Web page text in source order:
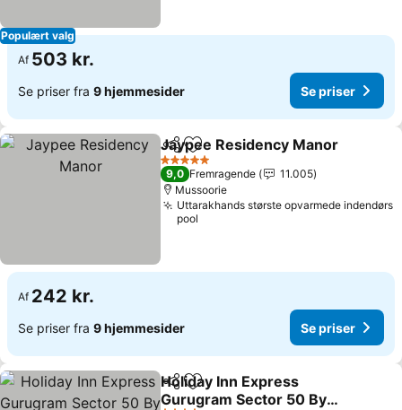
Populært valg
Af 503 kr.
Se priser fra 9 hjemmesider Se priser
Del Føj til favoritter
Jaypee Residency Manor
5 Stjerner
9,0 Fremragende
11.005
Mussoorie
Uttarakhands største opvarmede indendørs
pool
Af 242 kr.
Se priser fra 9 hjemmesider Se priser
Del Føj til favoritter
Holiday Inn Express
Gurugram Sector 50 By